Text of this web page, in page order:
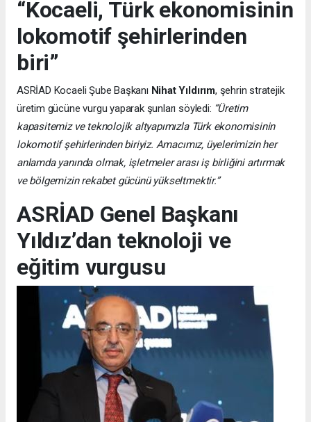
“Kocaeli, Türk ekonomisinin
lokomotif şehirlerinden
biri”
ASRİAD Kocaeli Şube Başkanı Nihat Yıldırım, şehrin stratejik
üretim gücüne vurgu yaparak şunları söyledi: “Üretim
kapasitemiz ve teknolojik altyapımızla Türk ekonomisinin
lokomotif şehirlerinden biriyiz. Amacımız, üyelerimizin her
anlamda yanında olmak, işletmeler arası iş birliğini artırmak
ve bölgemizin rekabet gücünü yükseltmektir.”
ASRİAD Genel Başkanı
Yıldız’dan teknoloji ve
eğitim vurgusu